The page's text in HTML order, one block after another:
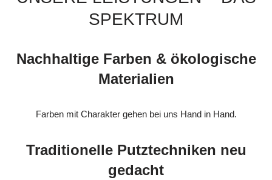
SPEKTRUM
Nachhaltige Farben & ökologische
Materialien
Farben mit Charakter gehen bei uns Hand in Hand.
Traditionelle Putztechniken neu
gedacht